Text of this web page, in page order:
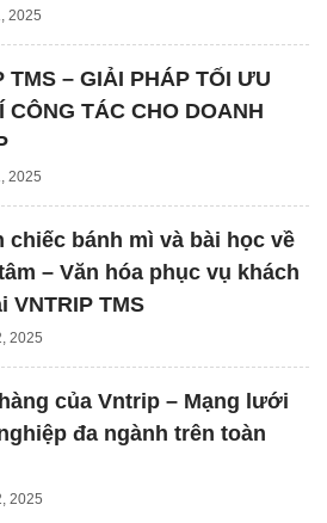
2025
TMS – GIẢI PHÁP TỐI ƯU
CÔNG TÁC CHO DOANH
2025
chiếc bánh mì và bài học về
– Văn hóa phục vụ khách
VNTRIP TMS
2025
của Vntrip – Mạng lưới
đa ngành trên toàn
2025